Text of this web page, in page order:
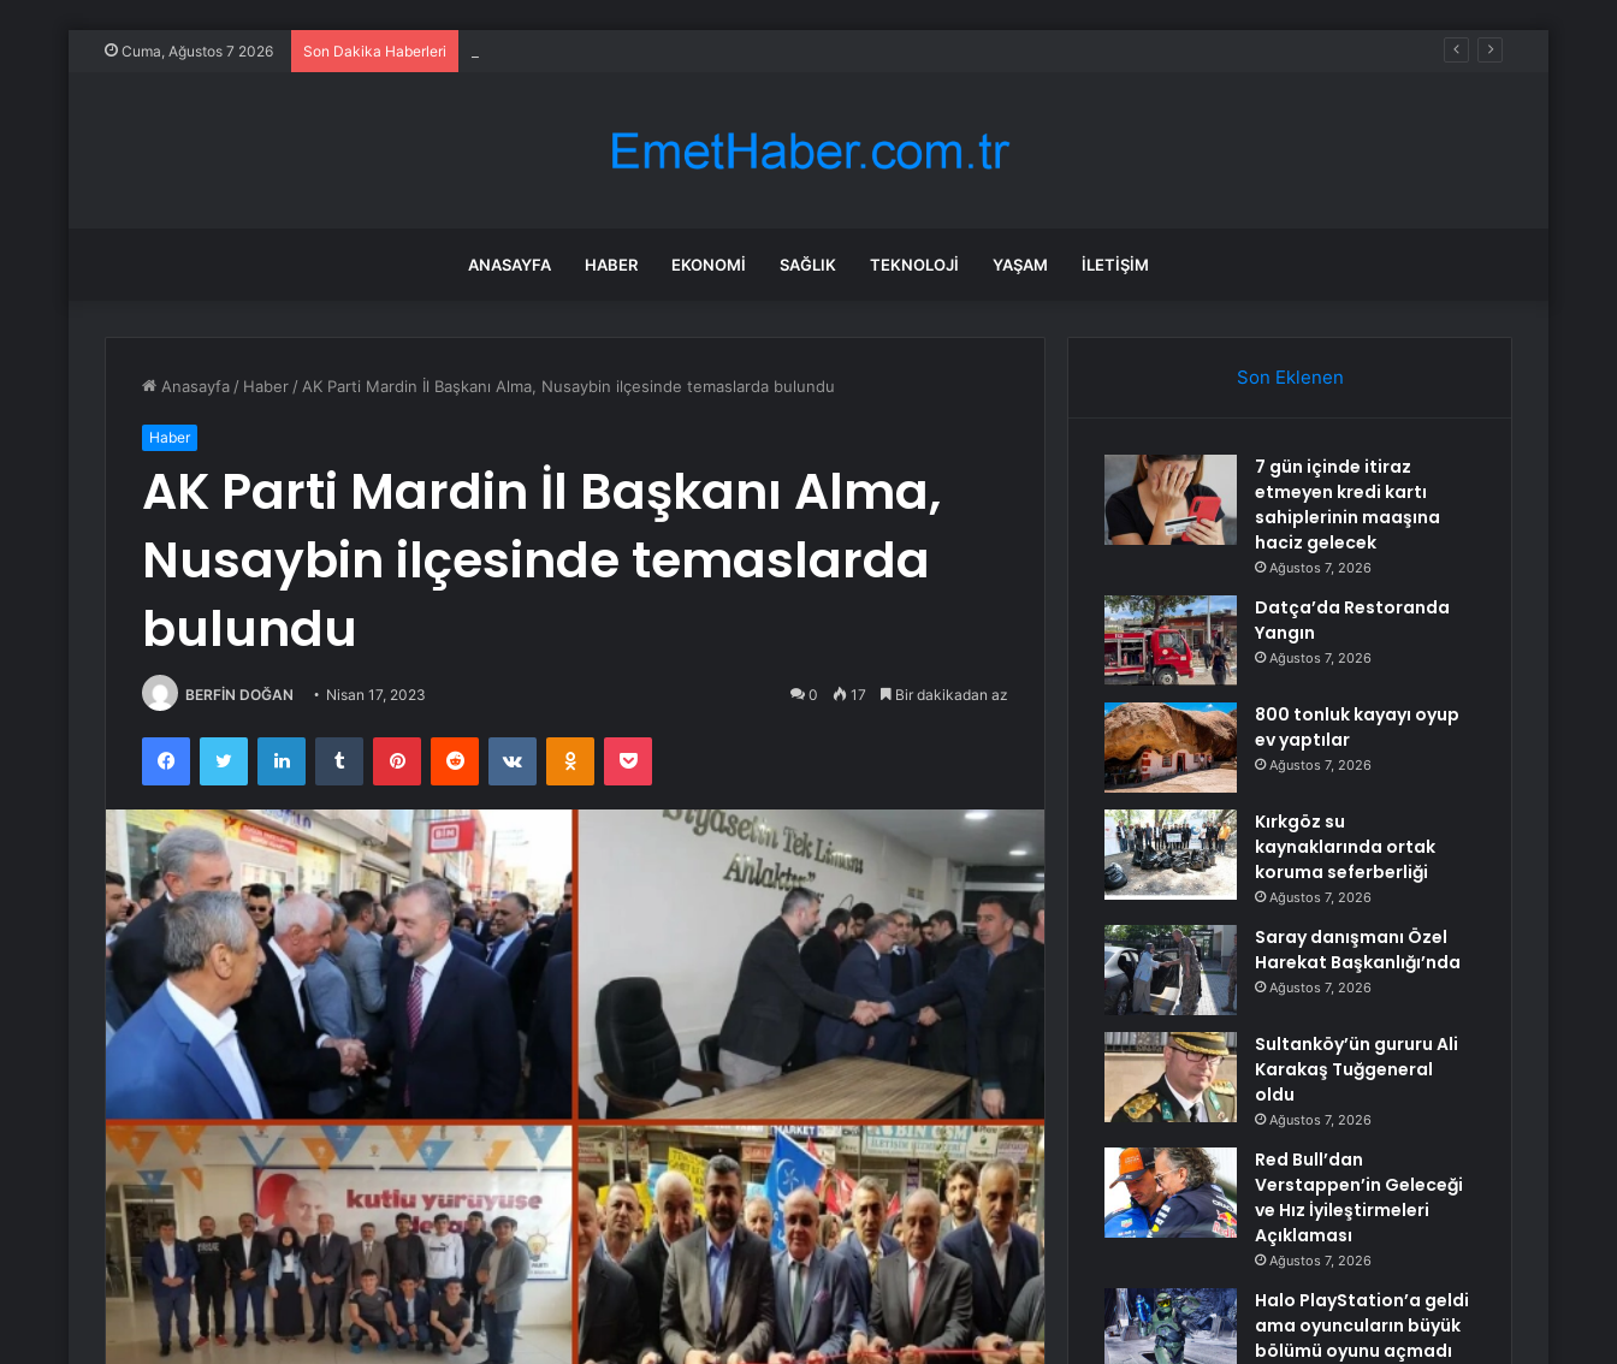
Cuma, Ağustos 7 2026 Son Dakika Haberleri
ANASAYFA HABER EKONOMI SAĞLIK TEKNOLOJI YAŞAM İLETIŞIM
Anasayfa / Haber / AK Parti Mardin İl Başkanı Alma, Nusaybin ilçesinde temaslarda bulundu
Haber
AK Parti Mardin İl Başkanı Alma,
Nusaybin ilçesinde temaslarda
bulundu
BERFİN DOĞAN Nisan 17, 2023 0 17 Bir dakikadan az
FacebookTwitter LinkedInTumblr PinterestReddit VKontakteOdnoklassniki
Pocket
Son Eklenen
7 gün içinde itiraz
etmeyen kredi kartı
sahiplerinin maaşına
haciz gelecek
Ağustos 7, 2026
Datça’da Restoranda
Yangın
Ağustos 7, 2026
800 tonluk kayayı oyup
ev yaptılar
Ağustos 7, 2026
Kırkgöz su
kaynaklarında ortak
koruma seferberliği
Ağustos 7, 2026
Saray danışmanı Özel
Harekat Başkanlığı’nda
Ağustos 7, 2026
Sultanköy’ün gururu Ali
Karakaş Tuğgeneral
oldu
Ağustos 7, 2026
Red Bull’dan
Verstappen’in Geleceği
ve Hız İyileştirmeleri
Açıklaması
Ağustos 7, 2026
Halo PlayStation’a geldi
ama oyuncuların büyük
bölümü oyunu açmadı